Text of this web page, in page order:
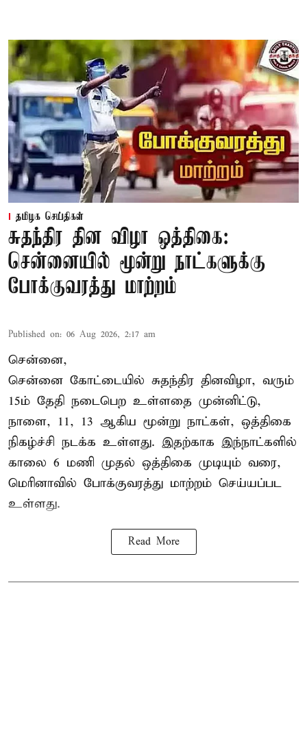
தமிழக செய்திகள்
சுதந்திர தின விழா ஒத்திகை:
சென்னையில் மூன்று நாட்களுக்கு
போக்குவரத்து மாற்றம்
Published on: 06 Aug 2026, 2:17 am
சென்னை,
சென்னை கோட்டையில் சுதந்திர தினவிழா, வரும்
15ம் தேதி நடைபெற உள்ளதை முன்னிட்டு,
நாளை, 11, 13 ஆகிய மூன்று நாட்கள், ஒத்திகை
நிகழ்ச்சி நடக்க உள்ளது. இதற்காக இந்நாட்களில்
காலை 6 மணி முதல் ஒத்திகை முடியும் வரை,
மெரினாவில் போக்குவரத்து மாற்றம் செய்யப்பட
உள்ளது.
Read More